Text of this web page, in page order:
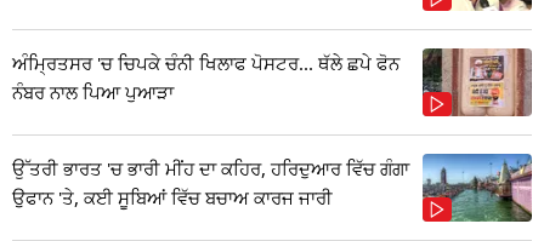
ਅੰਮ੍ਰਿਤਸਰ 'ਚ ਚਿਪਕੇ ਚੰਨੀ ਖਿਲਾਫ ਪੋਸਟਰ... ਥੱਲੇ ਛਪੇ ਫੋਨ
ਨੰਬਰ ਨਾਲ ਪਿਆ ਪੁਆੜਾ
ਉੱਤਰੀ ਭਾਰਤ 'ਚ ਭਾਰੀ ਮੀਂਹ ਦਾ ਕਹਿਰ, ਹਰਿਦੁਆਰ ਵਿੱਚ ਗੰਗਾ
ਉਫਾਨ 'ਤੇ, ਕਈ ਸੂਬਿਆਂ ਵਿੱਚ ਬਚਾਅ ਕਾਰਜ ਜਾਰੀ